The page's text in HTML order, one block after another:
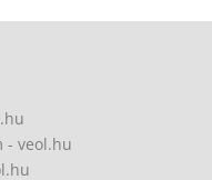
- veol.hu